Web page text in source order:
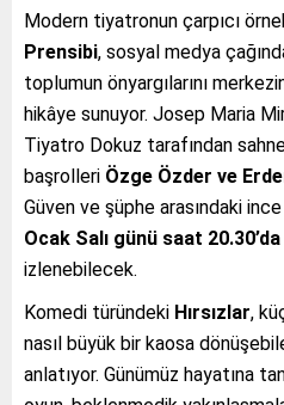
Modern tiyatronun çarpıcı
Prensibi, sosyal medya
toplumun önyargılarını
hikâye sunuyor. Josep Maria
Tiyatro Dokuz tarafından
başrolleri Özge Özder ve
Güven ve şüphe arasındaki
Ocak Salı günü saat 20.30’da
izlenebilecek.
Komedi türündeki Hırsızlar,
nasıl büyük bir kaosa
anlatıyor. Günümüz hayatına